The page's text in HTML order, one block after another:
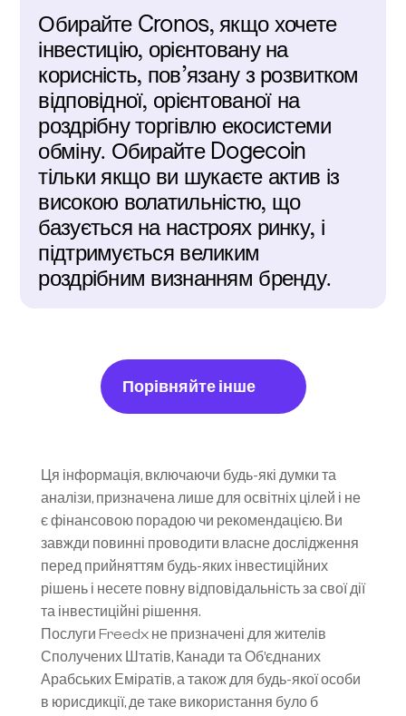
Обирайте Cronos, якщо хочете
інвестицію, орієнтовану на
корисність, пов’язану з розвитком
відповідної, орієнтованої на
роздрібну торгівлю екосистеми
обміну. Обирайте Dogecoin
тільки якщо ви шукаєте актив із
високою волатильністю, що
базується на настроях ринку, і
підтримується великим
роздрібним визнанням бренду.
Порівняйте інше
Ця інформація, включаючи будь-які думки та
аналізи, призначена лише для освітніх цілей і не
є фінансовою порадою чи рекомендацією. Ви
завжди повинні проводити власне дослідження
перед прийняттям будь-яких інвестиційних
рішень і несете повну відповідальність за свої дії
та інвестиційні рішення.
Послуги Freedx не призначені для жителів
Сполучених Штатів, Канади та Об’єднаних
Арабських Еміратів, а також для будь-якої особи
в юрисдикції, де таке використання було б